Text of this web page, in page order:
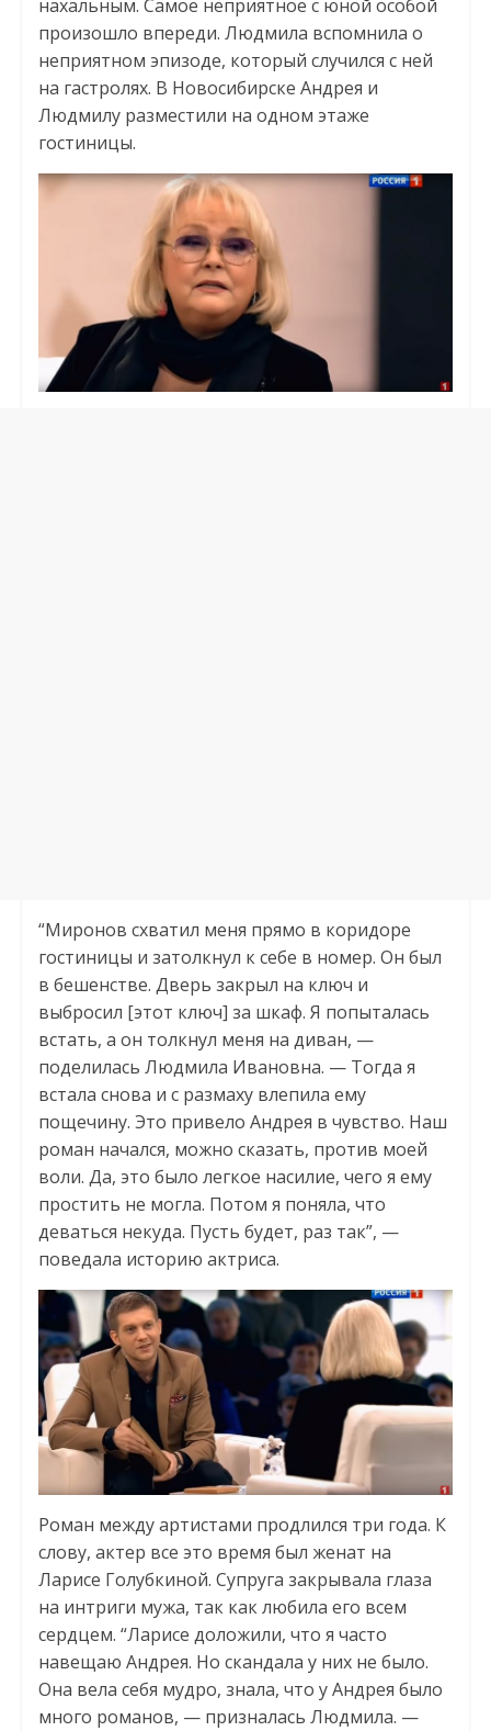
нахальным. Самое неприятное с юной особой
произошло впереди. Людмила вспомнила о
неприятном эпизоде, который случился с ней
на гастролях. В Новосибирске Андрея и
Людмилу разместили на одном этаже
гостиницы.
“Миронов схватил меня прямо в коридоре
гостиницы и затолкнул к себе в номер. Он был
в бешенстве. Дверь закрыл на ключ и
выбросил [этот ключ] за шкаф. Я попыталась
встать, а он толкнул меня на диван, —
поделилась Людмила Ивановна. — Тогда я
встала снова и с размаху влепила ему
пощечину. Это привело Андрея в чувство. Наш
роман начался, можно сказать, против моей
воли. Да, это было легкое насилие, чего я ему
простить не могла. Потом я поняла, что
деваться некуда. Пусть будет, раз так”, —
поведала историю актриса.
Роман между артистами продлился три года. К
слову, актер все это время был женат на
Ларисе Голубкиной. Супруга закрывала глаза
на интриги мужа, так как любила его всем
сердцем. “Ларисе доложили, что я часто
навещаю Андрея. Но скандала у них не было.
Она вела себя мудро, знала, что у Андрея было
много романов, — призналась Людмила. —